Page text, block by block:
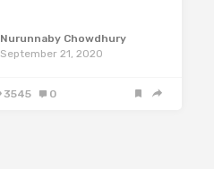
Nurunnaby Chowdhury
September 21, 2020
3545 0